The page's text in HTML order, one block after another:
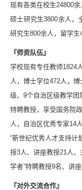
现有各类在校生24800
硕士研究生3800余人，
研究生800余人，留学生
『师资队伍』
学校现有专任教师1824
人，博士学位472人，
级、9个自治区级教学团
特聘教授，享受国务院
人，自治区优秀专家14
“新世纪优秀人才支持计
授3人、讲座教授21人
学者”特聘教授9名、讲座
『对外交流合作』